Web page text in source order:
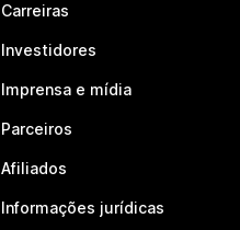
Carreiras
Investidores
Imprensa e mídia
Parceiros
Afiliados
Informações jurídicas